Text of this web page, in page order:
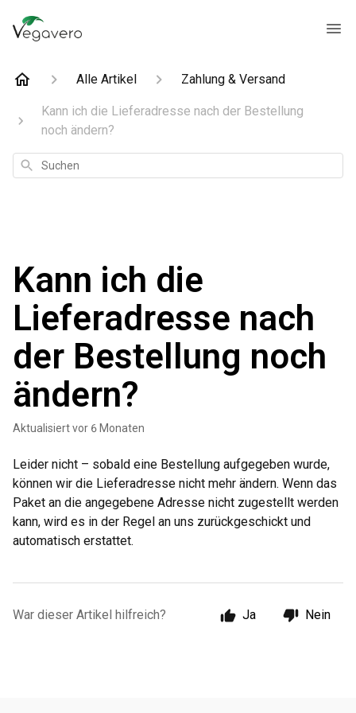
Alle Artikel Zahlung & Versand
Kann ich die Lieferadresse nach der Bestellung
noch ändern?
Suchen
Kann ich die
Lieferadresse nach
der Bestellung noch
ändern?
Aktualisiertvor 6 Monaten
Leider nicht – sobald eine Bestellung aufgegeben wurde,
können wir die Lieferadresse nicht mehr ändern. Wenn das
Paket an die angegebene Adresse nicht zugestellt werden
kann, wird es in der Regel an uns zurückgeschickt und
automatisch erstattet.
War dieser Artikel hilfreich? Ja Nein